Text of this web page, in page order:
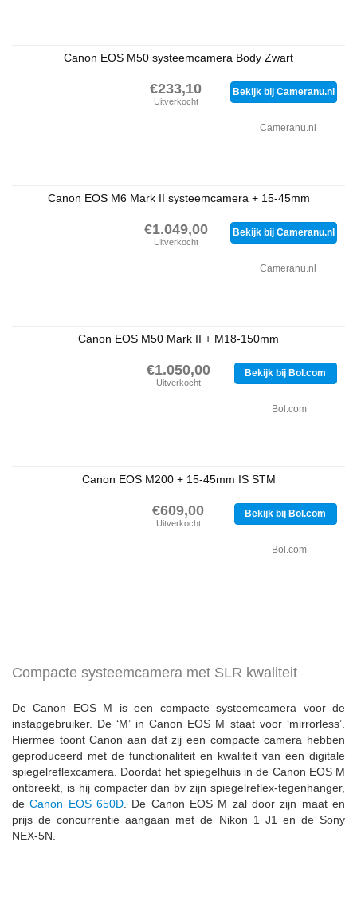
Canon EOS M50 systeemcamera Body Zwart
€233,10
Uitverkocht
Bekijk bij Cameranu.nl
Cameranu.nl
Canon EOS M6 Mark II systeemcamera + 15-45mm
€1.049,00
Uitverkocht
Bekijk bij Cameranu.nl
Cameranu.nl
Canon EOS M50 Mark II + M18-150mm
€1.050,00
Uitverkocht
Bekijk bij Bol.com
Bol.com
Canon EOS M200 + 15-45mm IS STM
€609,00
Uitverkocht
Bekijk bij Bol.com
Bol.com
Compacte systeemcamera met SLR kwaliteit
De Canon EOS M is een compacte systeemcamera voor de
instapgebruiker. De ‘M’ in Canon EOS M staat voor ‘mirrorless’.
Hiermee toont Canon aan dat zij een compacte camera hebben
geproduceerd met de functionaliteit en kwaliteit van een digitale
spiegelreflexcamera. Doordat het spiegelhuis in de Canon EOS M
ontbreekt, is hij compacter dan bv zijn spiegelreflex-tegenhanger,
deCanon EOS 650D. De Canon EOS M zal door zijn maat en
prijs de concurrentie aangaan met de Nikon 1 J1 en de Sony
NEX-5N.